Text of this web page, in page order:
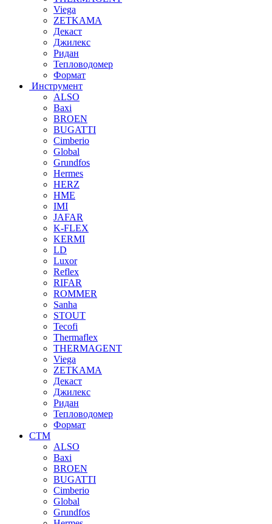
Viega
ZETKAMA
Декаст
Джилекс
Ридан
Тепловодомер
Формат
Инструмент
ALSO
Baxi
BROEN
BUGATTI
Cimberio
Global
Grundfos
Hermes
HERZ
HME
IMI
JAFAR
K-FLEX
KERMI
LD
Luxor
Reflex
RIFAR
ROMMER
Sanha
STOUT
Tecofi
Thermaflex
THERMAGENT
Viega
ZETKAMA
Декаст
Джилекс
Ридан
Тепловодомер
Формат
СТМ
ALSO
Baxi
BROEN
BUGATTI
Cimberio
Global
Grundfos